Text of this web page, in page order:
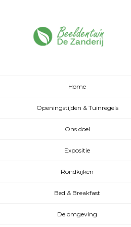
Home
Openingstijden & Tuinregels
Ons doel
Expositie
Rondkijken
Bed & Breakfast
De omgeving